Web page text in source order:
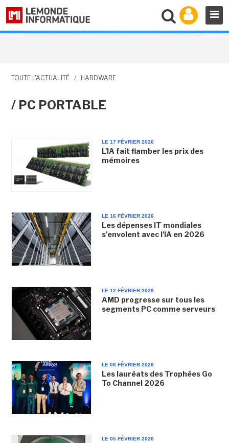
TOUTE L'ACTUALITÉ / HARDWARE
/ PC PORTABLE
LE 17 FÉVRIER 2026
L'IA fait flamber les prix des
mémoires
LE 16 FÉVRIER 2026
Les dépenses IT mondiales
s'envolent avec l'IA en 2026
LE 12 FÉVRIER 2026
AMD progresse sur tous les
segments PC comme serveurs
LE 06 FÉVRIER 2026
Les lauréats des Trophées Go
To Channel 2026
LE 05 FÉVRIER 2026